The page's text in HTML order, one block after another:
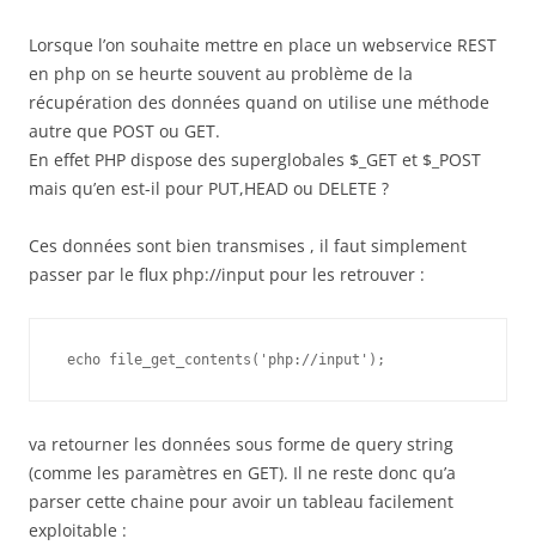
Lorsque l’on souhaite mettre en place un webservice REST
en php on se heurte souvent au problème de la
récupération des données quand on utilise une méthode
autre que POST ou GET.
En effet PHP dispose des superglobales $_GET et $_POST
mais qu’en est-il pour PUT,HEAD ou DELETE ?
Ces données sont bien transmises , il faut simplement
passer par le flux php://input pour les retrouver :
va retourner les données sous forme de query string
(comme les paramètres en GET). Il ne reste donc qu’a
parser cette chaine pour avoir un tableau facilement
exploitable :